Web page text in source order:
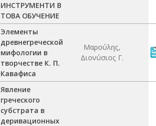
ИНСТРУМЕНТИ В
ТОВА ОБУЧЕНИЕ
Элементы
древнегреческой
мифологии в
творчестве К. П.
Кавафиса
Μαρούλης,
Διονύσιος Γ.
Явление
греческого
субстрата в
деривационных